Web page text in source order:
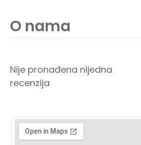
O nama
Nije pronađena nijedna
recenzija